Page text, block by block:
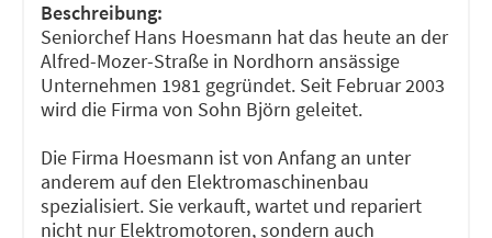
Beschreibung:
Seniorchef Hans Hoesmann hat das heute an der
Alfred-Mozer-Straße in Nordhorn ansässige
Unternehmen 1981 gegründet. Seit Februar 2003
wird die Firma von Sohn Björn geleitet.
Die Firma Hoesmann ist von Anfang an unter
anderem auf den Elektromaschinenbau
spezialisiert. Sie verkauft, wartet und repariert
nicht nur Elektromotoren, sondern auch